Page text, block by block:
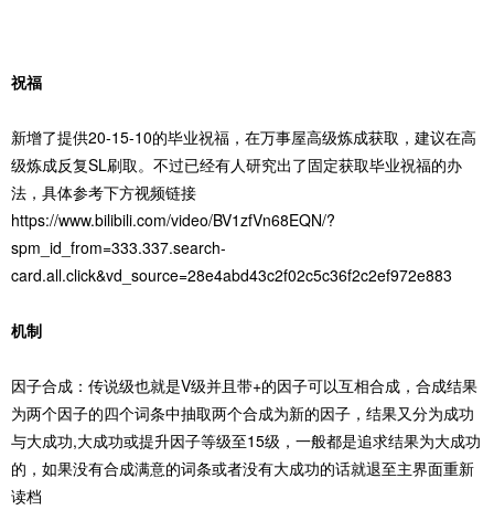
祝福
新增了提供20-15-10的毕业祝福，在万事屋高级炼成获取，建议在高
级炼成反复SL刷取。不过已经有人研究出了固定获取毕业祝福的办
法，具体参考下方视频链接
https://www.bilibili.com/video/BV1zfVn68EQN/?
spm_id_from=333.337.search-
card.all.click&vd_source=28e4abd43c2f02c5c36f2c2ef972e883
机制
因子合成：传说级也就是V级并且带+的因子可以互相合成，合成结果
为两个因子的四个词条中抽取两个合成为新的因子，结果又分为成功
与大成功,大成功或提升因子等级至15级，一般都是追求结果为大成功
的，如果没有合成满意的词条或者没有大成功的话就退至主界面重新
读档